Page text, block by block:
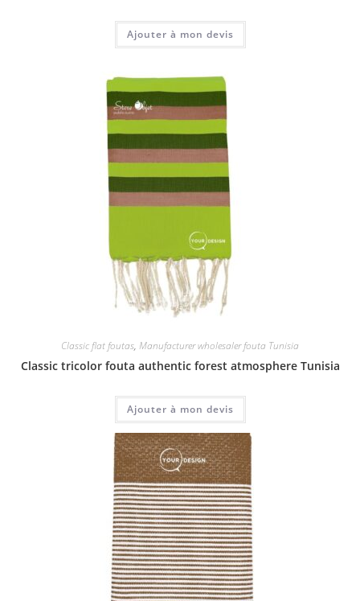
Ajouter à mon devis
Classic flat foutas, Manufacturer wholesaler fouta Tunisia
Classic tricolor fouta authentic forest atmosphere Tunisia
Ajouter à mon devis